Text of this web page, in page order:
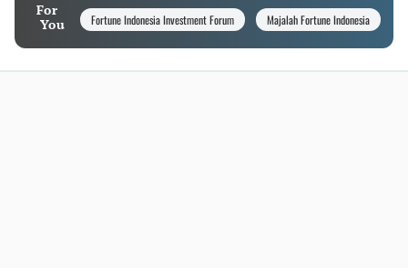
For
You
Fortune Indonesia Investment Forum Majalah Fortune Indonesia